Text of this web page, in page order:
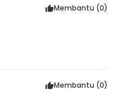
produk ini:
Membantu (0)
Membantu (0)